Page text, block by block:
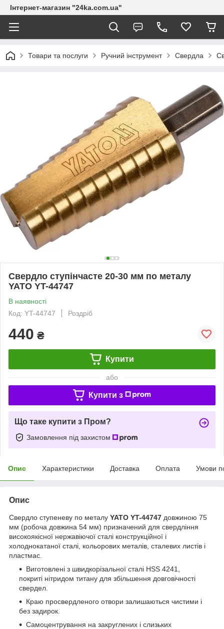
Інтернет-магазин "24ka.com.ua"
Товари та послуги Ручний інструмент Свердла
Свердло ступінчасте 20-30 мм по металу
YATO YT-44747
В наявності
Код: YT-44747
Роздріб
440 ₴
Купити
або
Купити з
Що таке купити з Пром?
Замовлення під захистом
Опис Характеристики Доставка Оплата Умови
Опис
Свердло ступеневу по металу YATO YT-44747 довжиною 75
мм (робоча довжина 54 мм) призначений для свердління
високоякісної нержавіючої сталі конструкційної і
холоднокатаної сталі, кольорових металів, сталевих листів і
пластмас.
Виготовлені з швидкорізальної сталі HSS 4241,
покриті нітридом титану для збільшення довговічності
свердел.
Краю просвердленого отвори залишаються чистими і
без задирок.
Самоцентрування на закруглених і слизьких